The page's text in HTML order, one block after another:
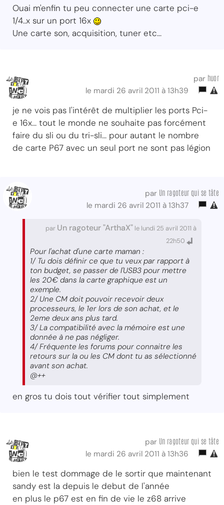
Ouai m'enfin tu peu connecter une carte pci-e
1/4..x sur un port 16x
Une carte son, acquisition, tuner etc...
par huor
le mardi 26 avril 2011 à 13h39
je ne vois pas l'intérêt de multiplier les ports Pci-
e 16x... tout le monde ne souhaite pas forcément
faire du sli ou du tri-sli... pour autant le nombre
de carte P67 avec un seul port ne sont pas légion
par Un ragoteur qui se tâte
le mardi 26 avril 2011 à 13h37
par Un ragoteur "ArthaX" le lundi 25 avril 2011 à
22h50
Pour l'achat d'une carte maman :
1/ Tu dois définir ce que tu veux par rapport à
ton budget, se passer de l'USB3 pour mettre
les 20€ dans la carte graphique est un
exemple.
2/ Une CM doit pouvoir recevoir deux
processeurs, le 1er lors de son achat, et le
2eme deux ans plus tard.
3/ La compatibilité avec la mémoire est une
donnée à ne pas négliger.
4/ Fréquente les forums pour connaitre les
retours sur la ou les CM dont tu as sélectionné
avant son achat.
@++
en gros tu dois tout vérifier tout simplement
par Un ragoteur qui se tâte
le mardi 26 avril 2011 à 13h36
bien le test dommage de le sortir que maintenant
sandy est la depuis le debut de l'année
en plus le p67 est en fin de vie le z68 arrive